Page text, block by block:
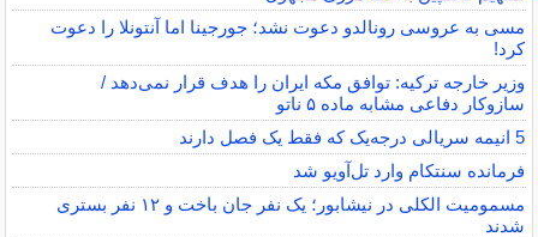
مسی به عروسی رونالدو دعوت نشد؛ جورجینا اما آنتونلا را دعوت
کرد!
وزیر خارجه ترکیه: توافق مکه ایران را هدف قرار نمی‌دهد /
سازوکار دفاعی مشابه ماده ۵ ناتو
5 انیمه سریالی درجه‌یک که فقط یک فصل دارند
فرمانده سنتکام وارد تل‌آویو شد
مسمومیت الکلی در نیشابور؛ یک نفر جان باخت و ۱۲ نفر بستری
شدند